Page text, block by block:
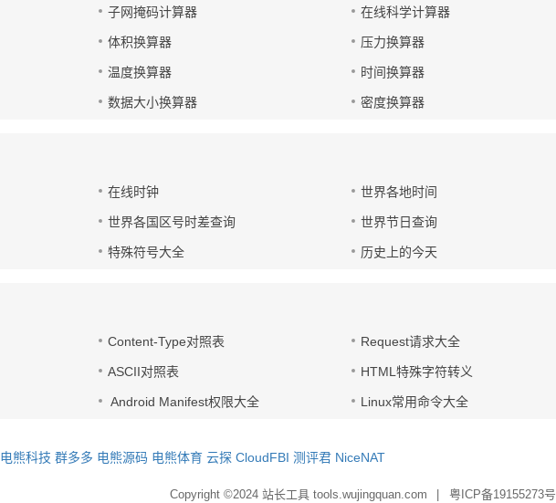
子网掩码计算器 在线科学计算器
体积换算器 压力换算器
温度换算器 时间换算器
数据大小换算器 密度换算器
在线时钟 世界各地时间
世界各国区号时差查询 世界节日查询
特殊符号大全 历史上的今天
Content-Type对照表 Request请求大全
ASCII对照表 HTML特殊字符转义
Android Manifest权限大全 Linux常用命令大全
电熊科技 群多多 电熊源码 电熊体育 云探 CloudFBI 测评君 NiceNAT
Copyright ©2024 站长工具 tools.wujingquan.com 粤ICP备19155273号